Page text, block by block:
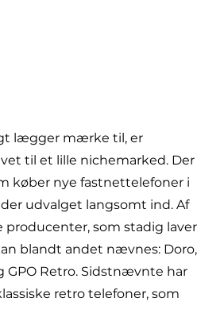
lægger mærke til, er
til et lille nichemarked. Der
køber nye fastnettelefoner i
udvalget langsomt ind. Af
som stadig laver
blandt andet nævnes: Doro,
GPO Retro. Sidstnævnte har
retro telefoner, som